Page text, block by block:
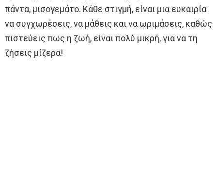
πάντα, μισογεμάτο. Κάθε στιγμή, είναι μια ευκαιρία
να συγχωρέσεις, να μάθεις και να ωριμάσεις, καθώς
πιστεύεις πως η ζωή, είναι πολύ μικρή, για να τη
ζήσεις μίζερα!